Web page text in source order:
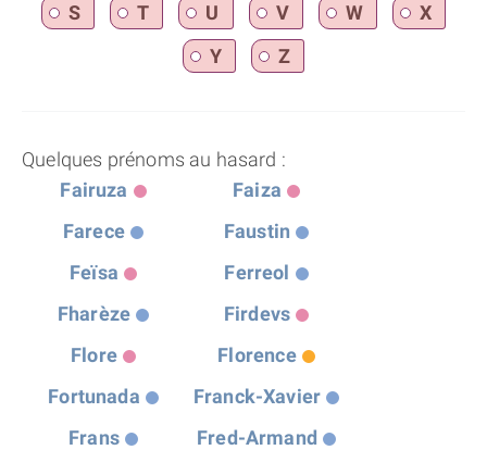
S
T U V W
X
Y
Z
Quelques prénoms au hasard :
Fairuza
Faiza
Farece
Faustin
Feïsa
Ferreol
Fharèze
Firdevs
Flore
Florence
Fortunada
Franck-Xavier
Frans
Fred-Armand